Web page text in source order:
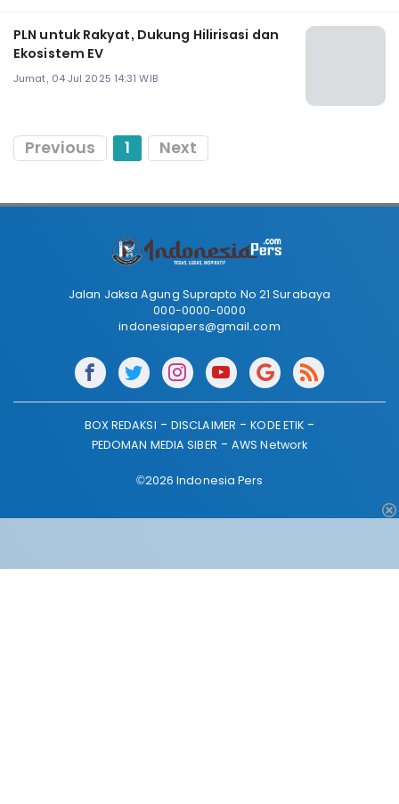
PLN untuk Rakyat, Dukung Hilirisasi dan
Ekosistem EV
Jumat, 04 Jul 2025 14:31 WIB
Previous 1 Next
Jalan Jaksa Agung Suprapto No 21 Surabaya
000-0000-0000
indonesiapers@gmail.com
BOX REDAKSI DISCLAIMER
KODE ETIK
PEDOMAN MEDIA SIBER
AWS Network
©2026 Indonesia Pers